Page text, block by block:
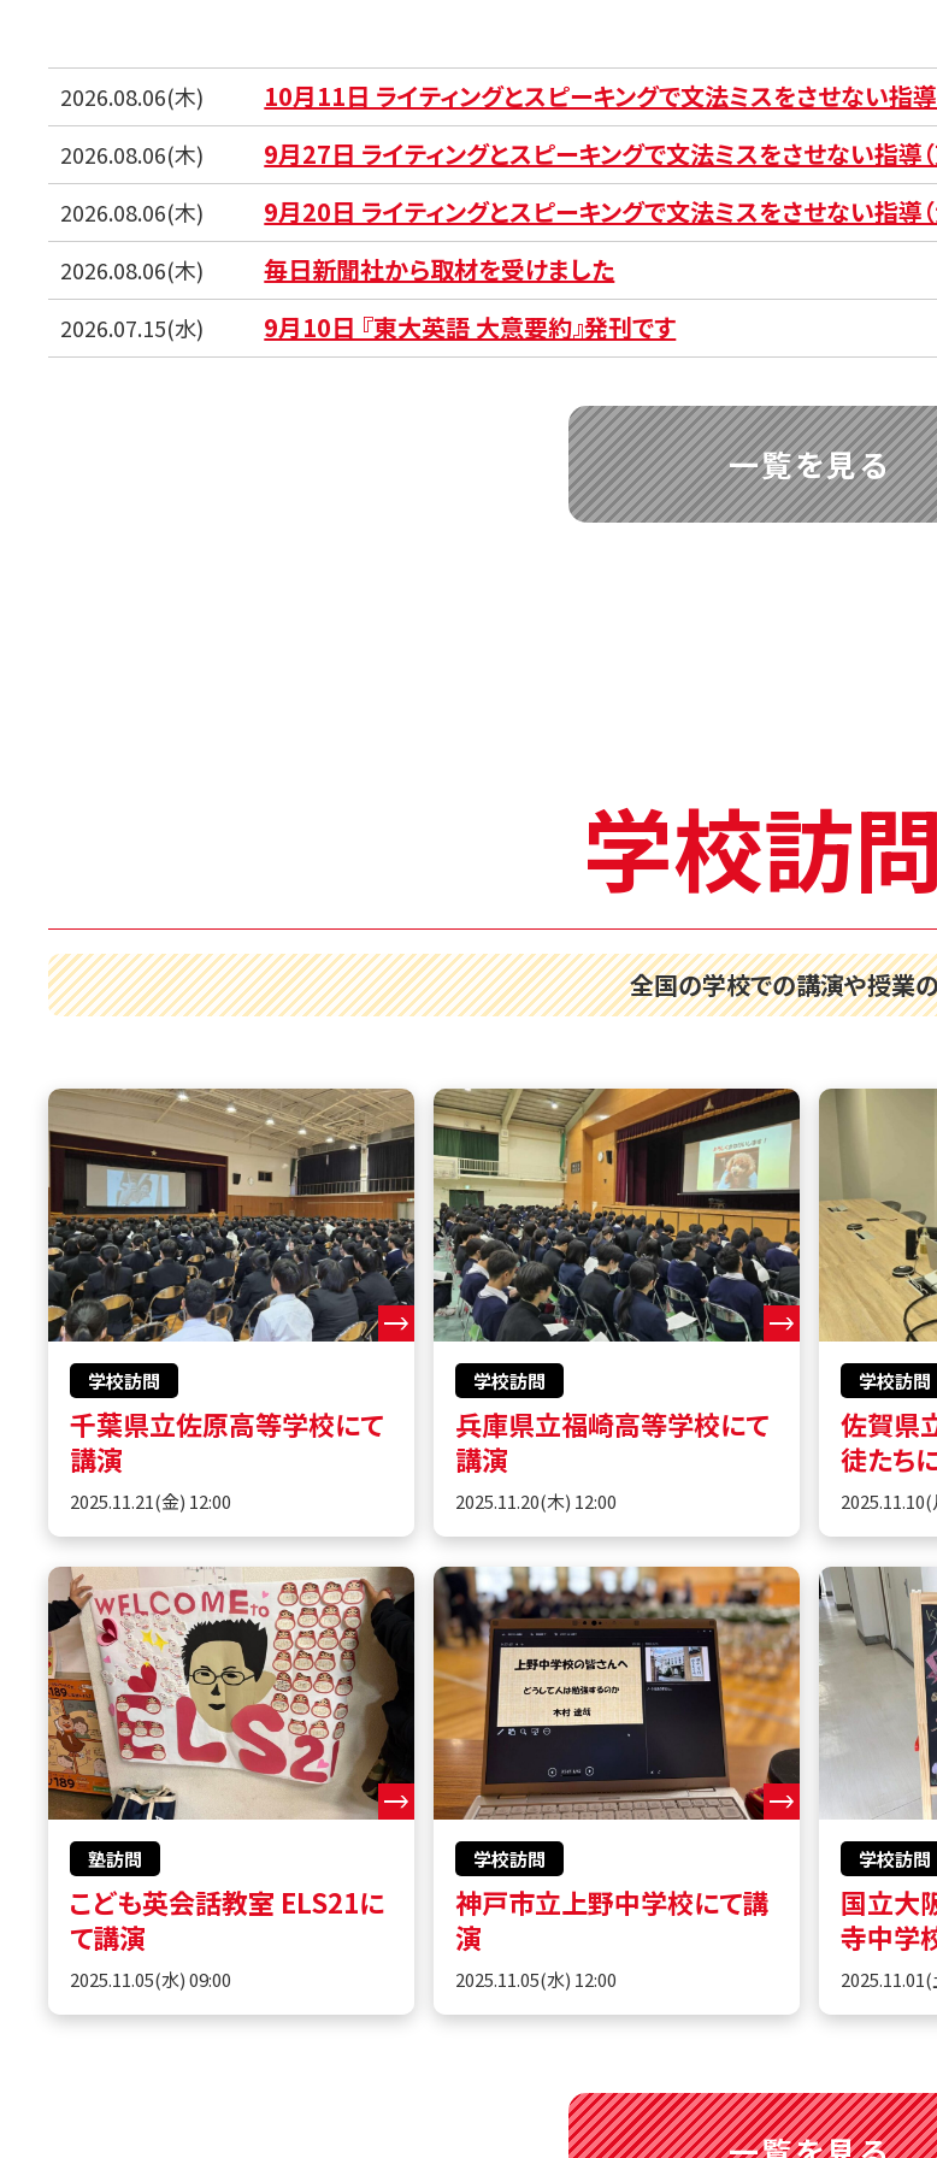
2026.08.06(木) 10月11日 ライティングとスピーキングで文法ミスをさせない指導
2026.08.06(木) 9月27日 ライティングとスピーキングで文法ミスをさせない指導（
2026.08.06(木) 9月20日 ライティングとスピーキングで文法ミスをさせない指導（
2026.08.06(木) 毎日新聞社から取材を受けました
2026.07.15(水) 9月10日 『東大英語 大意要約』発刊です
一覧を見る
学校訪
全国の学校での講演や授業
学校訪問
千葉県立佐原高等学校にて
講演
2025.11.21(金) 12:00
学校訪問
兵庫県立福崎高等学校にて
講演
2025.11.20(木) 12:00
学校訪問
佐賀県
徒たち
塾訪問
こども英会話教室 ELS21に
て講演
2025.11.05(水) 09:00
学校訪問
神戸市立上野中学校にて講
演
2025.11.05(水) 12:00
学校訪問
国立大
寺中学